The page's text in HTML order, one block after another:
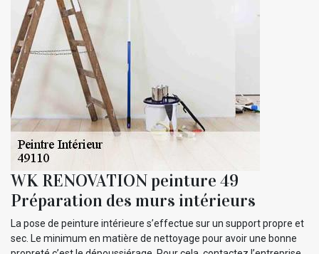
WK RENOVATION peinture 49
Préparation des murs intérieurs
La pose de peinture intérieure s’effectue sur un support propre et
sec. Le minimum en matière de nettoyage pour avoir une bonne